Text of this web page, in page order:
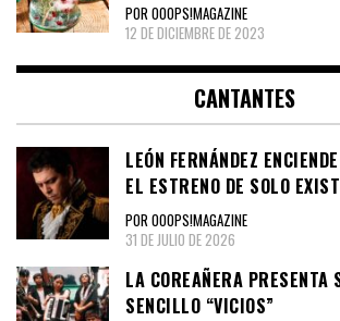
POR OOOPS!MAGAZINE
12 DE DICIEMBRE DE 2023
CANTANTES
LEÓN FERNÁNDEZ
EL ESTRENO DE SOLO
POR OOOPS!MAGAZINE
31 DE JULIO DE 2026
LA COREAÑERA PRESENTA
SENCILLO “VICIOS”